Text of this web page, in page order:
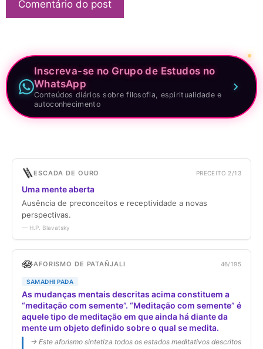
Inscreva-se no Grupo de Estudos no
WhatsApp
Conteúdos diários sobre filosofia, espiritualidade e
autoconhecimento